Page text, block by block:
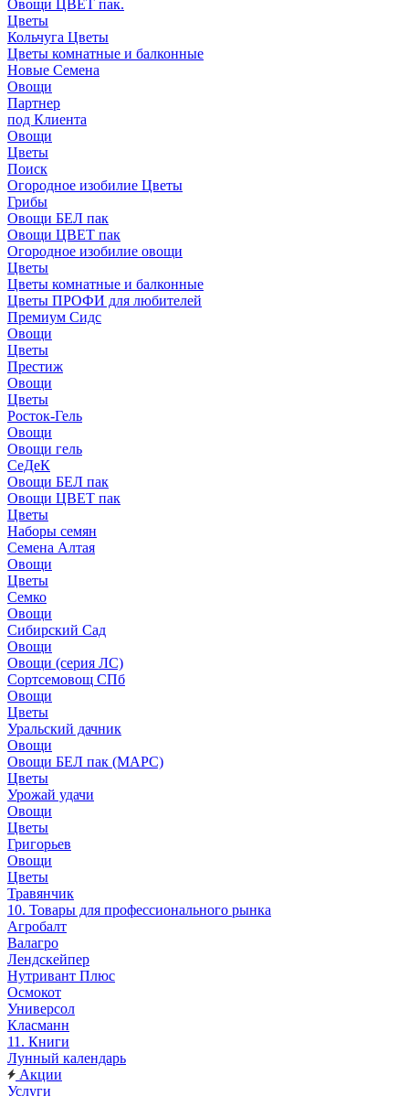
Овощи ЦВЕТ пак.
Цветы
Кольчуга Цветы
Цветы комнатные и балконные
Новые Семена
Овощи
Партнер
под Клиента
Овощи
Цветы
Поиск
Огородное изобилие Цветы
Грибы
Овощи БЕЛ пак
Овощи ЦВЕТ пак
Огородное изобилие овощи
Цветы
Цветы комнатные и балконные
Цветы ПРОФИ для любителей
Премиум Сидс
Овощи
Цветы
Престиж
Овощи
Цветы
Росток-Гель
Овощи
Овощи гель
СеДеК
Овощи БЕЛ пак
Овощи ЦВЕТ пак
Цветы
Наборы семян
Семена Алтая
Овощи
Цветы
Семко
Овощи
Сибирский Сад
Овощи
Овощи (серия ЛС)
Сортсемовощ СПб
Овощи
Цветы
Уральский дачник
Овощи
Овощи БЕЛ пак (МАРС)
Цветы
Урожай удачи
Овощи
Цветы
Григорьев
Овощи
Цветы
Травянчик
10. Товары для профессионального рынка
Агробалт
Валагро
Лендскейпер
Нутривант Плюс
Осмокот
Универсол
Класманн
11. Книги
Лунный календарь
Акции
Услуги